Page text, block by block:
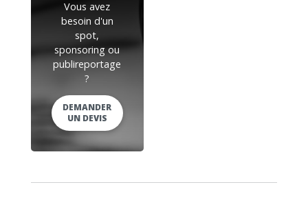
Vous avez
besoin d'un
spot,
sponsoring ou
publireportage
?
DEMANDER
UN DEVIS